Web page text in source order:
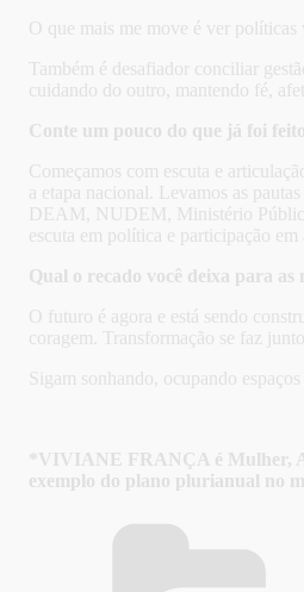
O que mais me move é ver
Também é desafiador conciliar
cuidando do outro, mantendo fé,
Conte um pouco do que já foi
Começamos com escuta e
a etapa nacional. Levamos as
DEAM, NUDEM, Ministério
escuta em política e participação em
Qual o recado você deixa para
O futuro é agora e está sendo
coragem. Transformação se faz
Sigam sonhando, ocupando
*VIVIANE FRANÇA é Mulher,
exemplo do plano plurianual no